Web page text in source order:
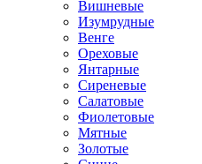
Вишневые
Изумрудные
Венге
Ореховые
Янтарные
Сиреневые
Салатовые
Фиолетовые
Мятные
Золотые